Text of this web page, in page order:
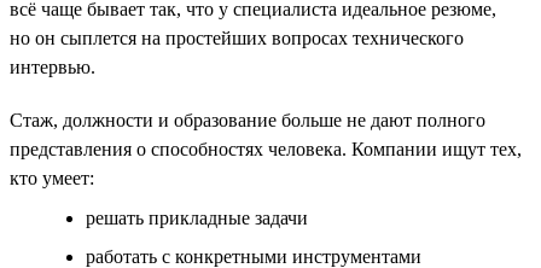
всё чаще бывает так, что у специалиста идеальное резюме,
но он сыплется на простейших вопросах технического
интервью.
Стаж, должности и образование больше не дают полного
представления о способностях человека. Компании ищут тех,
кто умеет:
решать прикладные задачи
работать с конкретными инструментами